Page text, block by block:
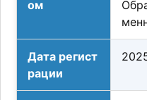
ом
Дата регист
рации